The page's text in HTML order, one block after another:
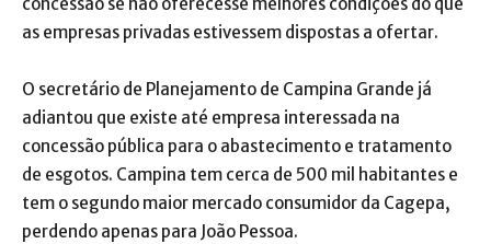
concessão se não oferecesse melhores condições do que
as empresas privadas estivessem dispostas a ofertar.
O secretário de Planejamento de Campina Grande já
adiantou que existe até empresa interessada na
concessão pública para o abastecimento e tratamento
de esgotos. Campina tem cerca de 500 mil habitantes e
tem o segundo maior mercado consumidor da Cagepa,
perdendo apenas para João Pessoa.